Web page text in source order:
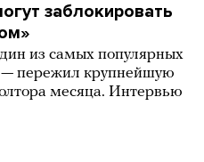
заблокировать
из самых популярных
— пережил крупнейшую
месяца. Интервью